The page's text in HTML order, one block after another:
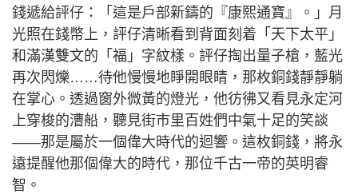
錢遞給評仔：「這是戶部新鑄的『康熙通寶』。」月
光照在錢幣上，評仔清晰看到背面刻着「天下太平」
和滿漢雙文的「福」字紋樣。評仔掏出量子槍，藍光
再次閃爍……待他慢慢地睜開眼睛，那枚銅錢靜靜躺
在掌心。透過窗外微黃的燈光，他彷彿又看見永定河
上穿梭的漕船，聽見街市里百姓們中氣十足的笑談
——那是屬於一個偉大時代的迴響。這枚銅錢，將永
遠提醒他那個偉大的時代，那位千古一帝的英明睿
智。